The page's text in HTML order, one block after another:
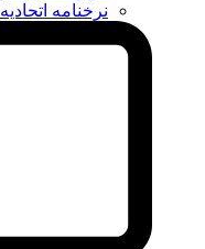
نرخنامه اتحادیه